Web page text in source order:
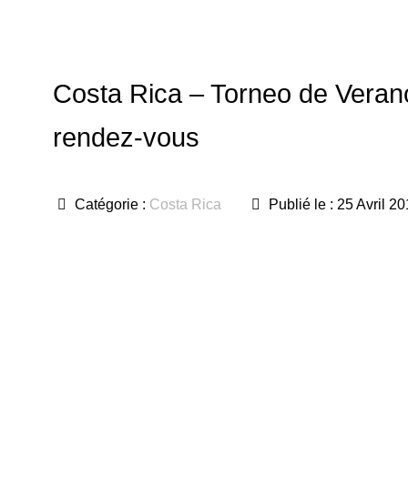
Costa Rica – Torneo de
rendez-vous
Catégorie : Costa Rica Publié le : 25 Avril